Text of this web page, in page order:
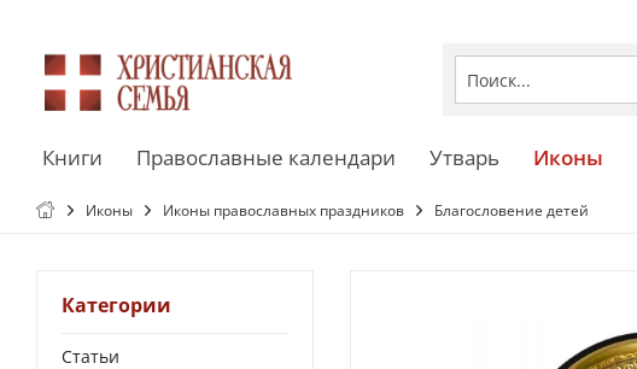
Книги Православные календари Утварь Иконы
Иконы Иконы православных праздников Благословение детей
Категории
Статьи